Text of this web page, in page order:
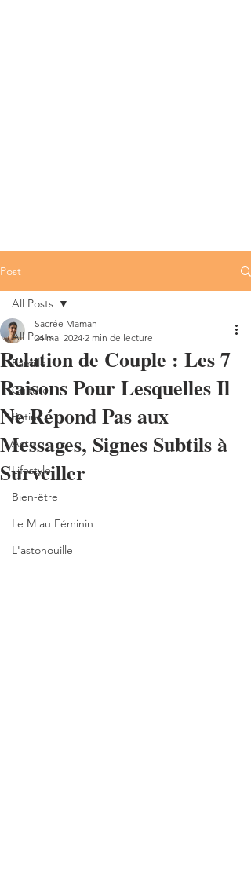
Post
All Posts
Famille
Culture
Potins
Actu
Lifestyle
Bien-être
Le M au Féminin
L'astonouille
All Posts
Relation de Couple : Les 7
Raisons Pour Lesquelles Il
Ne Répond Pas aux
Messages, Signes Subtils à
Surveiller
Sacrée Maman
24 mai 2024 2 min de lecture